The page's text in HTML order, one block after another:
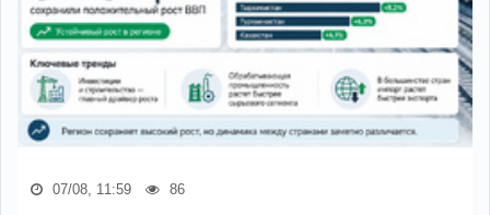
07/08, 11:59 86